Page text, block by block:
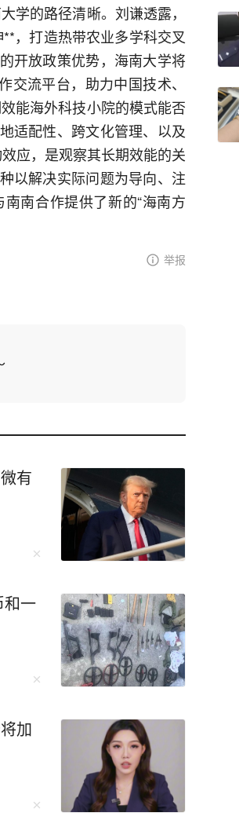
学的路径清晰。刘谦透露，
，打造热带农业多学科交叉
开放政策优势，海南大学将
交流平台，助力中国技术、
能海外科技小院的模式能否
适配性、跨文化管理、以及
应，是观察其长期效能的关
以解决实际问题为导向、注
南合作提供了新的“海南方
举报
有
和一
加